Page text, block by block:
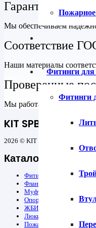
Пожарное
Фитинги для
Фитинги
Гарантия на все
Мы обеспечиваем
Соответствие
Наши материалы
Проверенные
Мы работаем только с
KIT SPB
2026 © KIT SPB — все для
Каталог
Фитинги для труб
Фланцы
Муфты защитные ПЭ
Опорно-направляющие
ЖБИ
Люки
Пожарное оборудование